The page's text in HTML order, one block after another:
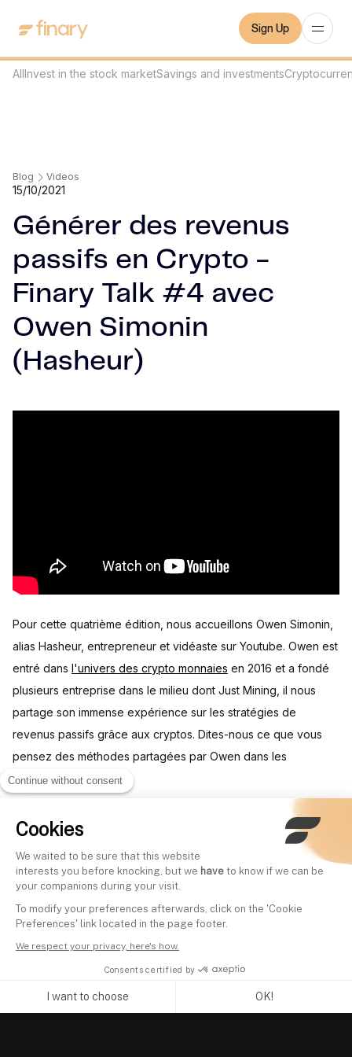
Continue without consent
Cookies
We waited to be sure that this website
interests you before knocking, but we have to know if we can be
your companions during your visit.
To modify your preferences afterwards, click on the 'Cookie
Preferences' link located in the page footer.
We respect your privacy, here's how.
Consents certified by
I want to choose OK!
Sign Up
AllInvest in the stock marketSavings and investments
Blog Videos
15/10/2021
Générer des revenus
passifs en Crypto -
Finary Talk #4 avec
Owen Simonin
(Hasheur)
Pour cette quatrième édition, nous accueillons Owen Simonin,
alias Hasheur, entrepreneur et vidéaste sur Youtube. Owen est
entré dans l'univers des crypto monnaies en 2016 et a fondé
plusieurs entreprise dans le milieu dont Just Mining, il nous
partage son immense expérience sur les stratégies de
revenus passifs grâce aux cryptos. Dites-nous ce que vous
pensez des méthodes partagées par Owen dans les
commentaires !
J'affronte le meilleur gérant
d’Europe (Gestion ACTIVE vs
PASSIVE)
Un avocat fiscaliste
m’explique
Written by